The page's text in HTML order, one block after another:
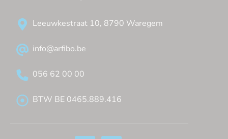
Leeuwkestraat 10, 8790 Waregem
info@arfibo.be
056 62 00 00
BTW BE 0465.889.416